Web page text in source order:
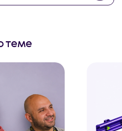
теме